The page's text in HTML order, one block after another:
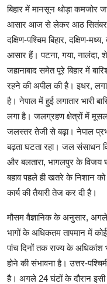
बिहार में मानसून थोड़ा कमजोर
आसार आज से लेकर आठ सितंबर
दक्षिण-पश्चिम बिहार, दक्षिण-
आसार हैं। पटना, गया, नालंदा,
जहानाबाद समेत पूरे बिहार में
रहने की अपील की है। इधर,
है। नेपाल में हुई लगातार भारी
लगा है। जलग्रहण क्षेत्रों में
जलस्तर तेजी से बढ़ा। नेपाल
बढ़ता घटता रहा। जल संसाधन
और बलतारा, भागलपुर के विजय
बहाव पहले ही खतरे के निशान
कार्य की तैयारी तेज कर दी है।
मौसम वैज्ञानिक के अनुसार,
भागों के अधिकतम तापमान में
पांच दिनों तक राज्य के अधिकांश
होने की संभावना है। उत्तर-
है। अगले 24 घंटों के दौरान इसी